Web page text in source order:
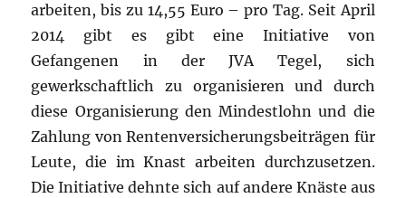
arbeiten, bis zu 14,55 Euro – pro Tag. Seit April
2014 gibt es gibt eine Initiative von
Gefangenen in der JVA Tegel, sich
gewerkschaftlich zu organisieren und durch
diese Organisierung den Mindestlohn und die
Zahlung von Rentenversicherungsbeiträgen für
Leute, die im Knast arbeiten durchzusetzen.
Die Initiative dehnte sich auf andere Knäste aus